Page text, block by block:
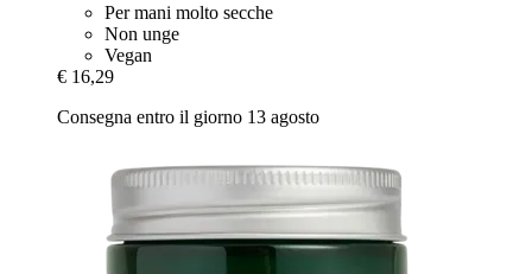
Per mani molto secche
Non unge
Vegan
€ 16,29
Consegna entro il giorno 13 agosto